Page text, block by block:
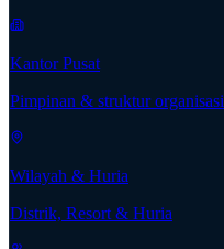
Kantor Pusat
Pimpinan & struktur organisasi
Wilayah & Huria
Distrik, Resort & Huria